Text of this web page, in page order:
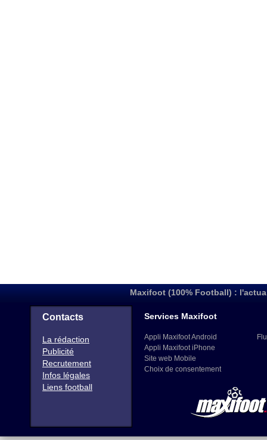
Maxifoot (100% Football) :
Contacts
La rédaction
Publicité
Recrutement
Infos légales
Liens football
Services Maxifoot
Appli Maxifoot Android
Appli Maxifoot iPhone
Site web Mobile
Choix de consentement